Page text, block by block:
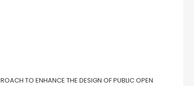
TO ENHANCE THE DESIGN OF PUBLIC OPEN